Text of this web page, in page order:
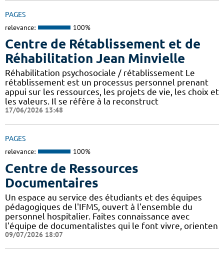
PAGES
relevance: 100%
Centre de Rétablissement et de
Réhabilitation Jean Minvielle
Réhabilitation psychosociale / rétablissement Le
rétablissement est un processus personnel prenant
appui sur les ressources, les projets de vie, les choix et
les valeurs. Il se réfère à la reconstruct
17/06/2026 13:48
PAGES
relevance: 100%
Centre de Ressources
Documentaires
Un espace au service des étudiants et des équipes
pédagogiques de l'IFMS, ouvert à l'ensemble du
personnel hospitalier. Faites connaissance avec
l'équipe de documentalistes qui le font vivre, orienten
09/07/2026 18:07